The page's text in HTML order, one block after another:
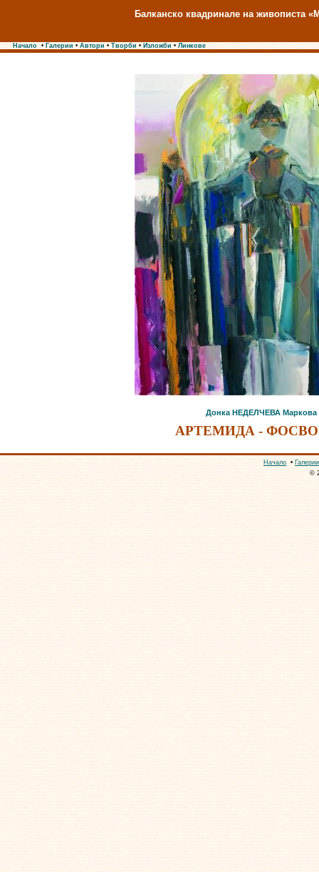
Балканско квадринале на живописта
Начало • Галерии • Автори • Творби • Изложби • Линкове
Донка НЕДЕЛЧЕВА Маркова
АРТЕМИДА -
Начало • Галерии
©